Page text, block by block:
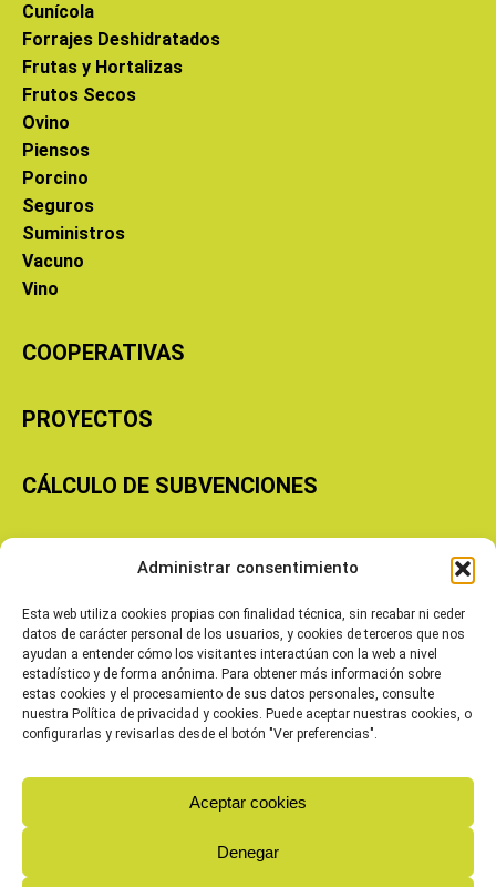
Administrar consentimiento
Esta web utiliza cookies propias con finalidad técnica, sin recabar ni ceder
datos de carácter personal de los usuarios, y cookies de terceros que nos
ayudan a entender cómo los visitantes interactúan con la web a nivel
estadístico y de forma anónima. Para obtener más información sobre
estas cookies y el procesamiento de sus datos personales, consulte
nuestra Política de privacidad y cookies. Puede aceptar nuestras cookies, o
configurarlas y revisarlas desde el botón "Ver preferencias".
Aceptar cookies
Denegar
Cunícola
Forrajes Deshidratados
Frutas y Hortalizas
Frutos Secos
Ovino
Piensos
Porcino
Seguros
Suministros
Vacuno
Vino
COOPERATIVAS
PROYECTOS
CÁLCULO DE SUBVENCIONES